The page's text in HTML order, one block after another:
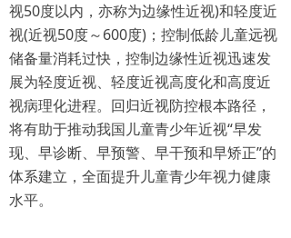
视50度以内，亦称为边缘性近视)和轻度近
视(近视50度～600度)；控制低龄儿童远视
储备量消耗过快，控制边缘性近视迅速发
展为轻度近视、轻度近视高度化和高度近
视病理化进程。回归近视防控根本路径，
将有助于推动我国儿童青少年近视“早发
现、早诊断、早预警、早干预和早矫正”的
体系建立，全面提升儿童青少年视力健康
水平。